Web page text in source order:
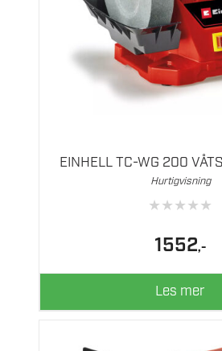
EINHELL TC-WG 200
Hurtigvisning
★★★★★
1552,-
Les mer